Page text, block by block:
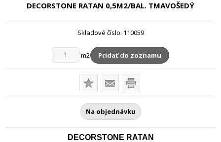
DECORSTONE RATAN 0,5M2/BAL. TMAVOŠEDÝ
Skladové číslo: 110059
m2 Pridať do zoznamu
Na objednávku
DECORSTONE RATAN